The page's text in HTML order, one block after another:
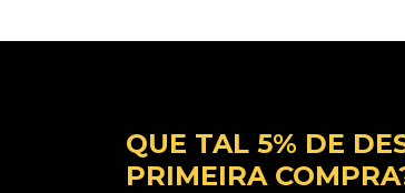
QUE TAL 5% DE
PRIMEIRA